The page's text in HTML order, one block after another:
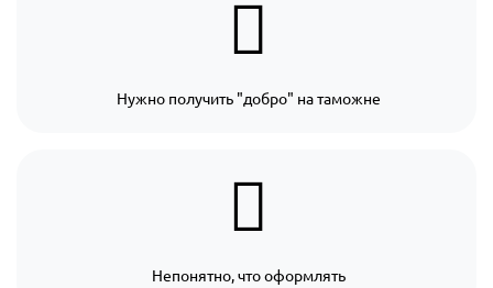
Нужно получить "добро" на таможне
Непонятно, что оформлять